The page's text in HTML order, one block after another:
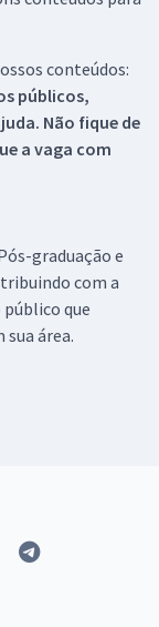
conteúdos:
públicos,
Não fique de
a vaga com
graduação e
com a
que
área.